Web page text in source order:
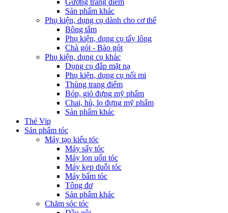
Gương trang điểm
Sản phẩm khác
Phụ kiện, dụng cụ dành cho cơ thể
Bông tắm
Phụ kiện, dụng cụ tẩy lông
Chà gót - Bào gót
Phụ kiện, dụng cụ khác
Dụng cụ đắp mặt nạ
Phụ kiện, dụng cụ nối mi
Thùng trang điểm
Bóp, giỏ đựng mỹ phẩm
Chai, hủ, lọ đựng mỹ phẩm
Sản phẩm khác
Thẻ Vip
Sản phẩm tóc
Máy tạo kiểu tóc
Máy sấy tóc
Máy lọn uốn tóc
Máy kẹp duỗi tóc
Máy bấm tóc
Tông đơ
Sản phẩm khác
Chăm sóc tóc